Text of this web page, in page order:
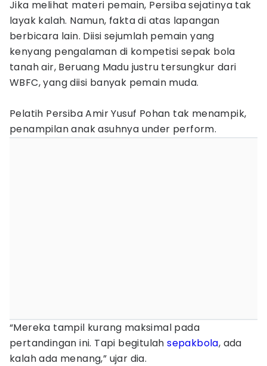
Jika melihat materi pemain, Persiba sejatinya tak
layak kalah. Namun, fakta di atas lapangan
berbicara lain. Diisi sejumlah pemain yang
kenyang pengalaman di kompetisi sepak bola
tanah air, Beruang Madu justru tersungkur dari
WBFC, yang diisi banyak pemain muda.
Pelatih Persiba Amir Yusuf Pohan tak menampik,
penampilan anak asuhnya under perform.
“Mereka tampil kurang maksimal pada
pertandingan ini. Tapi begitulahsepakbola, ada
kalah ada menang,” ujar dia.